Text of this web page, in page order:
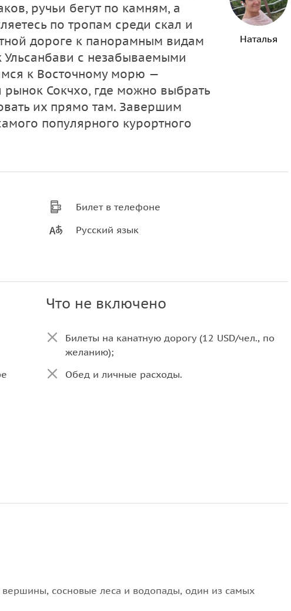
ручьи бегут по камням, а
по тропам среди скал и
дороге к панорамным видам
Ульсанбави с незабываемыми
к Восточному морю —
Сокчхо, где можно выбрать
их прямо там. Завершим
популярного курортного
Наталья
Билет в телефоне
Русский язык
Что не включено
Билеты на канатную дорогу (12 USD/чел., по
желанию);
Обед и личные расходы.
сосновые леса и водопады, один из самых